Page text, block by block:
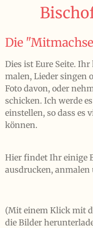
Die
Dies ist Eure Seite.
malen, Lieder singen
Foto davon, oder
schicken. Ich werde
einstellen, so dass es
können.
Hier findet Ihr einige
ausdrucken,
(Mit einem Klick mit
die Bilder